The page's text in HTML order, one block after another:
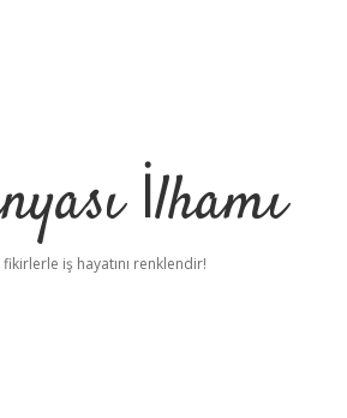
İlhamı
fikirlerle iş hayatını renklendir!